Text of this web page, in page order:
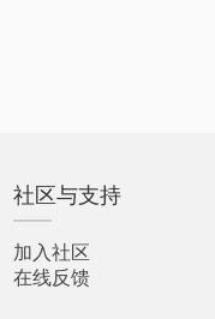
社区与支持
加入社区
在线反馈